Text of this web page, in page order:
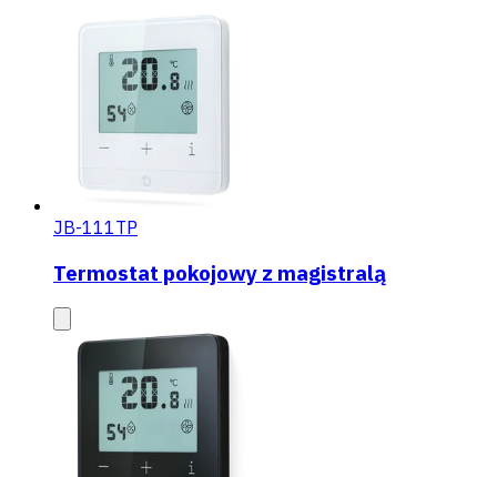
JB-111TP
Termostat pokojowy z magistralą